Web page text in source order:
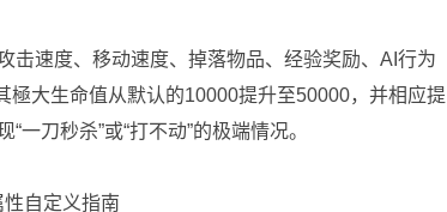
击速度、移动速度、掉落物品、经验奖励、AI行为
大生命值从默认的10000提升至50000，并相应提
刀秒杀”或“打不动”的极端情况。